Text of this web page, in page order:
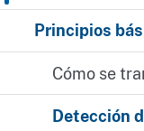
Principios
Cómo se
Detección